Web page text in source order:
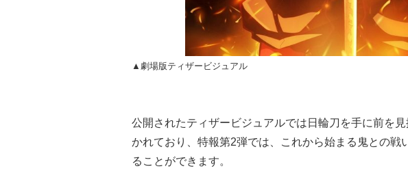
▲劇場版ティザービジュアル
公開されたティザービジュアルでは日輪刀を手に前を
かれており、特報第2弾では、これから始まる鬼との戦
ることができます。